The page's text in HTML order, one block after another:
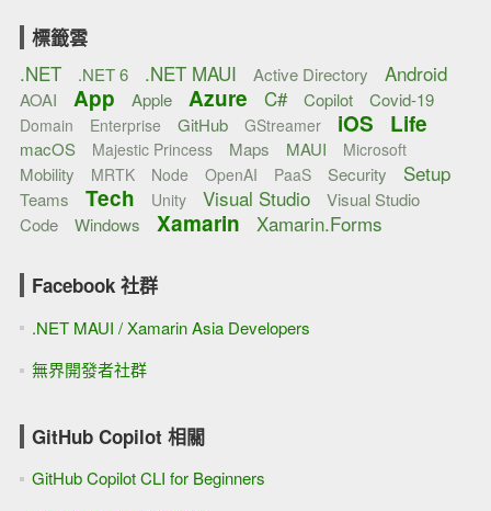
標籤雲
.NET .NET 6 .NET MAUI Active Directory Android
AOAI App Apple Azure C# Copilot Covid-19
Domain Enterprise GitHub GStreamer iOS Life
macOS Majestic Princess Maps MAUI Microsoft
Mobility MRTK Node OpenAI PaaS Security Setup
Teams Tech Unity Visual Studio
Visual Studio
Code
Windows Xamarin Xamarin.Forms
Facebook 社群
.NET MAUI / Xamarin Asia Developers
無界開發者社群
GitHub Copilot 相關
GitHub Copilot CLI for Beginners